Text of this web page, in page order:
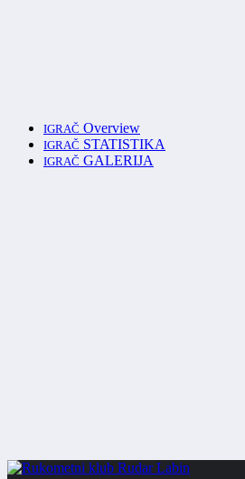
IGRAČ Overview
IGRAČ STATISTIKA
IGRAČ GALERIJA